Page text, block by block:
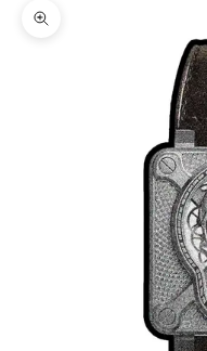
In-/uitzoomen